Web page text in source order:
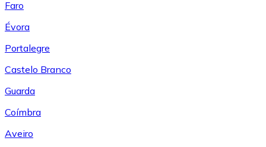
Faro
Évora
Portalegre
Castelo Branco
Guarda
Coímbra
Aveiro